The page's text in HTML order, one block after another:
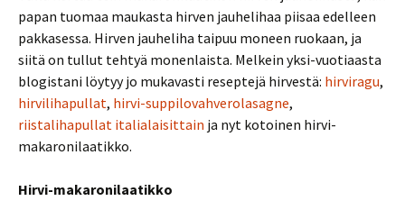
papan tuomaa maukasta hirven jauhelihaa piisaa edelleen
pakkasessa. Hirven jauheliha taipuu moneen ruokaan, ja
siitä on tullut tehtyä monenlaista. Melkein yksi-vuotiaasta
blogistani löytyy jo mukavasti reseptejä hirvestä: hirviragu,
hirvilihapullat, hirvi-suppilovahverolasagne,
riistalihapullat italialaisittain ja nyt kotoinen hirvi-
makaronilaatikko.
Hirvi-makaronilaatikko